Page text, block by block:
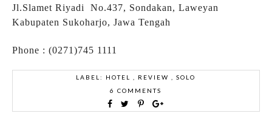
Jl.Slamet Riyadi No.437, Sondakan, Laweyan
Kabupaten Sukoharjo, Jawa Tengah
Phone : (0271)745 1111
LABEL: HOTEL REVIEW ,SOLO
6 COMMENTS